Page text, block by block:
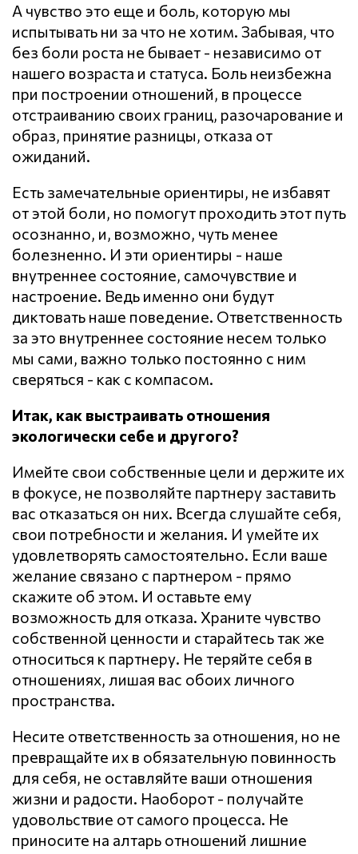
А чувство это еще и боль, которую мы
испытывать ни за что не хотим. Забывая, что
без боли роста не бывает - независимо от
нашего возраста и статуса. Боль неизбежна
при построении отношений, в процессе
отстраиванию своих границ, разочарование и
образ, принятие разницы, отказа от
ожиданий.
Есть замечательные ориентиры, не избавят
от этой боли, но помогут проходить этот путь
осознанно, и, возможно, чуть менее
болезненно. И эти ориентиры - наше
внутреннее состояние, самочувствие и
настроение. Ведь именно они будут
диктовать наше поведение. Ответственность
за это внутреннее состояние несем только
мы сами, важно только постоянно с ним
сверяться - как с компасом.
Итак, как выстраивать отношения
экологически себе и другого?
Имейте свои собственные цели и держите их
в фокусе, не позволяйте партнеру заставить
вас отказаться он них. Всегда слушайте себя,
свои потребности и желания. И умейте их
удовлетворять самостоятельно. Если ваше
желание связано с партнером - прямо
скажите об этом. И оставьте ему
возможность для отказа. Храните чувство
собственной ценности и старайтесь так же
относиться к партнеру. Не теряйте себя в
отношениях, лишая вас обоих личного
пространства.
Несите ответственность за отношения, но не
превращайте их в обязательную повинность
для себя, не оставляйте ваши отношения
жизни и радости. Наоборот - получайте
удовольствие от самого процесса. Не
приносите на алтарь отношений лишние